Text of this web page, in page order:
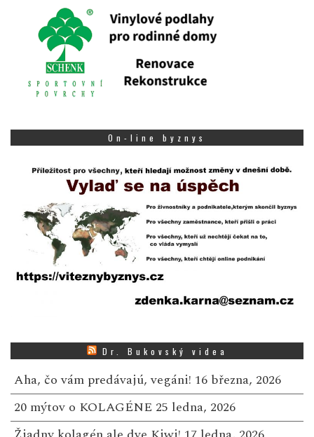
On-line byznys
Dr. Bukovský videa
Aha, čo vám predávajú, vegáni! 16 března, 2026
20 mýtov o KOLAGÉNE 25 ledna, 2026